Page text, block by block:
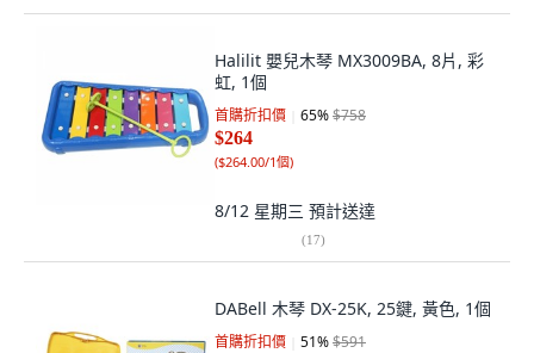
Halilit 嬰兒木琴 MX3009BA, 8片, 彩
虹, 1個
首購折扣價 65%$758
$264
($264.00/1個)
8/12 星期三 預計送達
(17)
DABell 木琴 DX-25K, 25鍵, 黃色, 1個
首購折扣價 51%$591